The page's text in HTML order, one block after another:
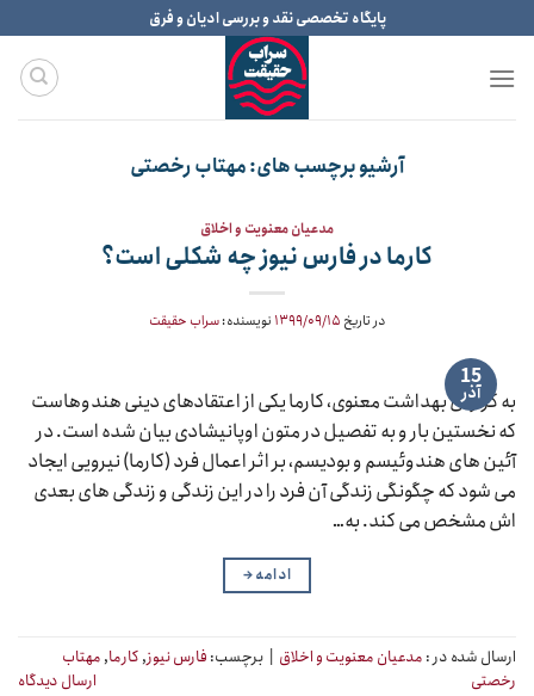
to
content
پایگاه تخصصی نقد و بررسی ادیان و فرق
آرشیو برچسب های:مهتاب رخصتی
مدعیان معنویت و اخلاق
کارما در فارس نیوز چه شکلی است؟
در تاریخ ۱۳۹۹/۰۹/۱۵ نویسنده:سراب حقیقت
15
آذر
به گزارش بهداشت معنوی، کارما یکی از اعتقادهای دینی هندوهاست
که نخستین بار و به تفصیل در متون اوپانیشادی بیان شده است. در
آئین های هندوئیسم و بودیسم، بر اثر اعمال فرد (کارما) نیرویی ایجاد
می شود که چگونگی زندگی آن فرد را در این زندگی و زندگی های بعدی
اش مشخص می کند. به…
ادامه→
ارسال شده در : مدعیان معنویت و اخلاق | برچسب: فارس نیوز, کارما, مهتاب
رخصتی
ارسال دیدگاه